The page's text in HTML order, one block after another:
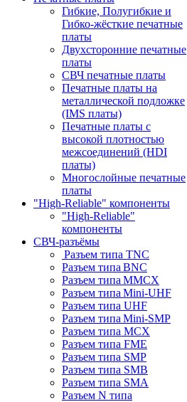
Гибкие, Полугибкие и
Гибко-жёсткие печатные
платы
Двухсторонние печатные
платы
СВЧ печатные платы
Печатные платы на
металлической подложке
(IMS платы)
Печатные платы с
высокой плотностью
межсоединений (HDI
платы)
Многослойные печатные
платы
"High-Reliable" компоненты
"High-Reliable"
компоненты
СВЧ-разъёмы
Разъем типа TNC
Разъем типа BNC
Разъем типа MMCX
Разъем типа Mini-UHF
Разъем типа UHF
Разъем типа Mini-SMP
Разъем типа MCX
Разъем типа FME
Разъем типа SMP
Разъем типа SMB
Разъем типа SMA
Разъем N типа